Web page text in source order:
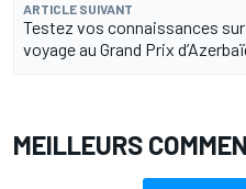
ARTICLE SUIVANT
Testez vos connaissances
voyage au Grand Prix
MEILLEURS